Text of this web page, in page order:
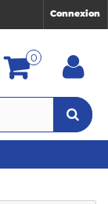
Connexion
0